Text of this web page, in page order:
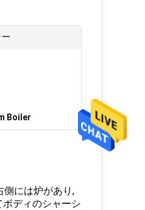
Boiler
側には炉があり,
ディのシャーシ